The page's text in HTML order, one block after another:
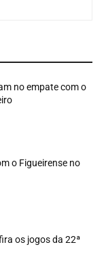
no empate com o
o Figueirense no
os jogos da 22ª